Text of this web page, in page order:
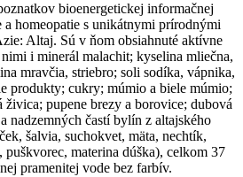
bioenergetickej informačnej
homeopatie s unikátnymi prírodnými
Altaj. Sú v ňom obsiahnuté aktívne
i minerál malachit; kyselina mliečna,
mravčia, striebro; soli sodíka, vápnika,
produkty; cukry; múmio a biele múmio;
živica; pupene brezy a borovice; dubová
nadzemných častí bylín z altajského
šalvia, suchokvet, mäta, nechtík,
puškvorec, materina dúška), celkom 37
pramenitej vode bez farbív.